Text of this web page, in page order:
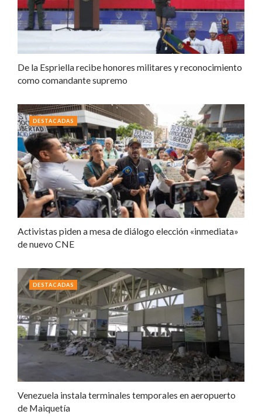
De la Espriella recibe honores militares y reconocimiento
como comandante supremo
Activistas piden a mesa de diálogo elección «inmediata»
de nuevo CNE
DESTACADAS
Venezuela instala terminales temporales en aeropuerto
de Maiquetía
DESTACADAS